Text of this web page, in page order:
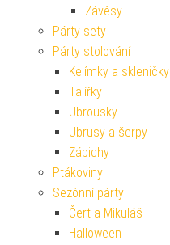
Závěsy
Párty sety
Párty stolování
Kelímky a skleničky
Talířky
Ubrousky
Ubrusy a šerpy
Zápichy
Ptákoviny
Sezónní párty
Čert a Mikuláš
Halloween